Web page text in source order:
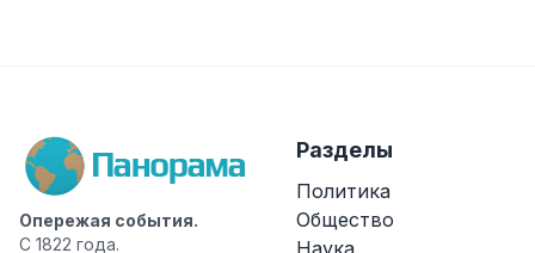
Опережая события.
С 1822 года.
Разделы
Политика
Общество
Наука